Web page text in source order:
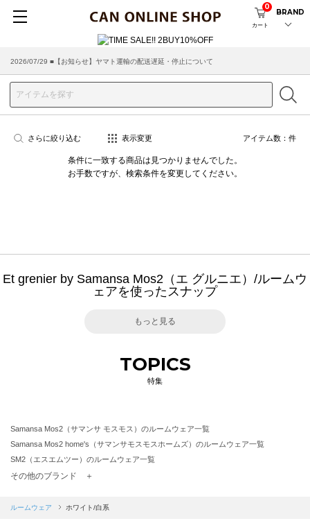
カート
0
BRAND
2026/07/29 ■【お知らせ】ヤマト運輸の配送遅延・停止について
2026/03/18 ■店舗受け取りサービスのご案内
さらに絞り込む 表示変更 アイテム数： 件
条件に一致する商品は見つかりませんでした。
お手数ですが、検索条件を変更してください。
Et grenier by Samansa Mos2（エ グルニエ）/ルームウ
ェアを使ったスナップ
もっと見る
TOPICS
特集
Samansa Mos2（サマンサ モスモス）のルームウェア一覧
Samansa Mos2 home's（サマンサモスモスホームズ）のルームウェア一覧
SM2（エスエムツー）のルームウェア一覧
TSUHARU by Samansa Mos2（ツハルバイサマンサモスモス）のルームウェア一覧
Samansa Mos2 blue（サマンサモスモス ブルー）のルームウェア一覧
その他のブランド ＋
ルームウェア ホワイト/白系